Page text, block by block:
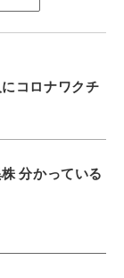
コロナワクチ
分かっている